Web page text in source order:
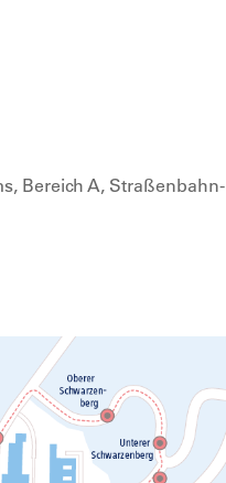
Bereich A, Straßenbahn-